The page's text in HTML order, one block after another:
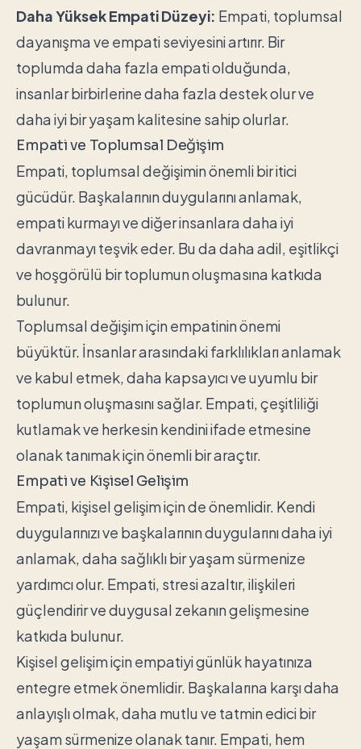
Daha Yüksek Empati Düzeyi: Empati, toplumsal
dayanışma ve empati seviyesini artırır. Bir
toplumda daha fazla empati olduğunda,
insanlar birbirlerine daha fazla destek olur ve
daha iyi bir yaşam kalitesine sahip olurlar.
Empati ve Toplumsal Değişim
Empati, toplumsal değişimin önemli bir itici
gücüdür. Başkalarının duygularını anlamak,
empati kurmayı ve diğer insanlara daha iyi
davranmayı teşvik eder. Bu da daha adil, eşitlikçi
ve hoşgörülü bir toplumun oluşmasına katkıda
bulunur.
Toplumsal değişim için empatinin önemi
büyüktür. İnsanlar arasındaki farklılıkları anlamak
ve kabul etmek, daha kapsayıcı ve uyumlu bir
toplumun oluşmasını sağlar. Empati, çeşitliliği
kutlamak ve herkesin kendini ifade etmesine
olanak tanımak için önemli bir araçtır.
Empati ve Kişisel Gelişim
Empati, kişisel gelişim için de önemlidir. Kendi
duygularınızı ve başkalarının duygularını daha iyi
anlamak, daha sağlıklı bir yaşam sürmenize
yardımcı olur. Empati, stresi azaltır, ilişkileri
güçlendirir ve duygusal zekanın gelişmesine
katkıda bulunur.
Kişisel gelişim için empatiyi günlük hayatınıza
entegre etmek önemlidir. Başkalarına karşı daha
anlayışlı olmak, daha mutlu ve tatmin edici bir
yaşam sürmenize olanak tanır. Empati, hem